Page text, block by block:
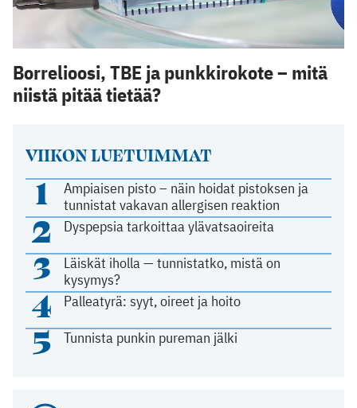
VIIKON LUETUIMMAT
1
Ampiaisen pisto – näin hoidat pistoksen ja
tunnistat vakavan allergisen reaktion
2 Dyspepsia tarkoittaa ylävatsaoireita
3
Läiskät iholla — tunnistatko, mistä on
kysymys?
4 Palleatyrä: syyt, oireet ja hoito
5 Tunnista punkin pureman jälki
Borrelioosi, TBE ja punkkirokote – mitä
niistä pitää tietää?